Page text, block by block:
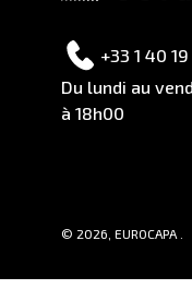
+33 1 40
Du lundi au
à 18h00
© 2026, EUROCAPA .